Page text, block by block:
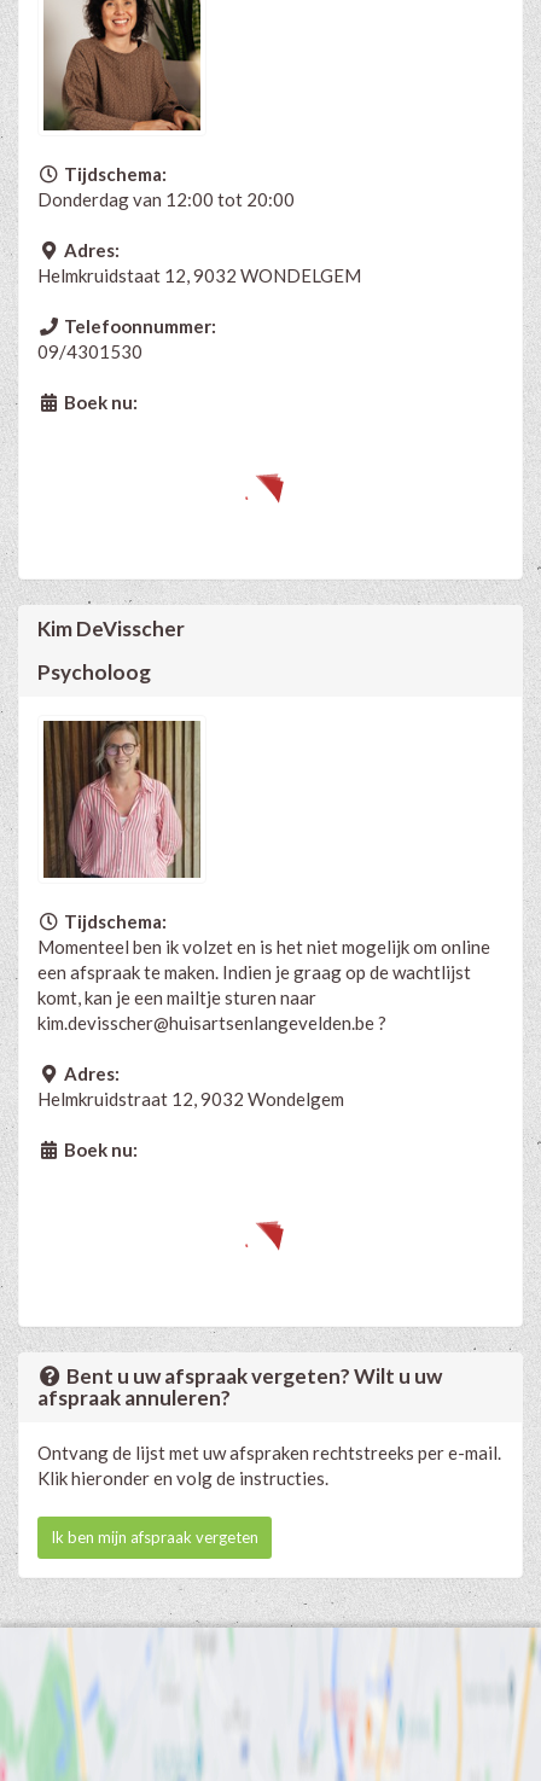
Tijdschema:
Donderdag van 12:00 tot 20:00
Adres:
Helmkruidstaat 12, 9032 WONDELGEM
Telefoonnummer:
09/4301530
Boek nu:
Kim DeVisscher
Psycholoog
Tijdschema:
Momenteel ben ik volzet en is het niet mogelijk om online
een afspraak te maken. Indien je graag op de wachtlijst
komt, kan je een mailtje sturen naar
kim.devisscher@huisartsenlangevelden.be?
Adres:
Helmkruidstraat 12, 9032 Wondelgem
Boek nu:
Bent u uw afspraak vergeten? Wilt u uw
afspraak annuleren?
Ontvang de lijst met uw afspraken rechtstreeks per e-mail.
Klik hieronder en volg de instructies.
Ik ben mijn afspraak vergeten